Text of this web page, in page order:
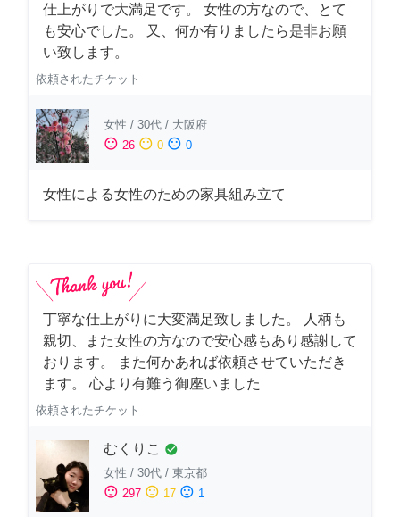
仕上がりで大満足です。 女性の方なので、とて
も安心でした。 又、何か有りましたら是非お願
い致します。
依頼されたチケット
女性 / 30代 / 大阪府
sentiment_satisfied 26 sentiment_neutral 0 sentiment_dissatisfied 0
女性による女性のための家具組み立て
丁寧な仕上がりに大変満足致しました。 人柄も
親切、また女性の方なので安心感もあり感謝して
おります。 また何かあれば依頼させていただき
ます。 心より有難う御座いました
依頼されたチケット
むくりこ check_circle
女性 / 30代 / 東京都
sentiment_satisfied 297 sentiment_neutral 17 sentiment_dissatisfied 1